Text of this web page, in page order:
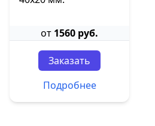
от 1560 руб.
Заказать
Подробнее